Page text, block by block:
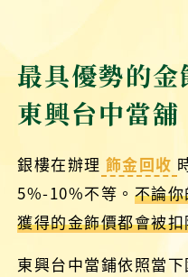
最具優勢的
東興台中當舖
銀樓在辦理 飾金回收
5%-10%不等。 不論
獲得的金飾價都會被
東興台中當鋪依照當